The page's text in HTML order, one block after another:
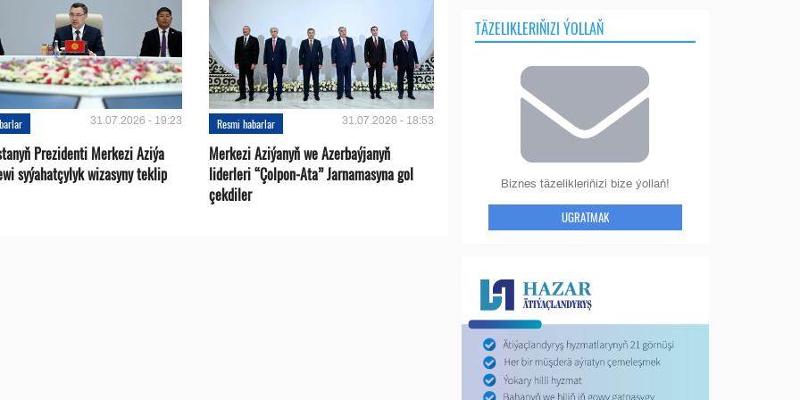
31.07.2026 - 19:23
Prezidenti Merkezi Aziýa
syýahatçylyk wizasyny teklip
Resmi habarlar 31.07.2026 - 18:53
Merkezi Aziýanyň we Azerbaýjanyň
liderleri “Çolpon-Ata” Jarnamasyna gol
çekdiler
TÄZELIKLERIŇIZI ÝOLLAŇ
Biznes täzelikleriňizi bize ýollaň!
UGRATMAK